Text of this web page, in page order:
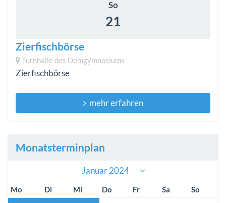
So
21
Zierfischbörse
Turnhalle des Domgymnasiums
Zierfischbörse
mehr erfahren
Monatsterminplan
Januar 2024
Mo Di Mi Do Fr Sa
So